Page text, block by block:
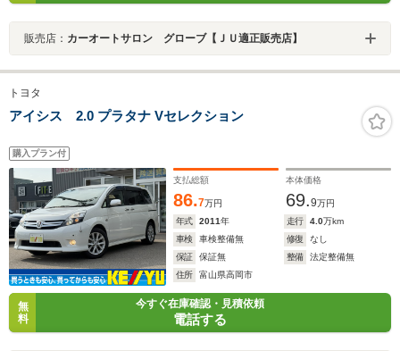
販売店： カーオートサロン グローブ【ＪＵ適正販売店】
トヨタ
アイシス 2.0 プラタナ Vセレクション
購入プラン付
支払総額
86.7万円
本体価格
69.9万円
年式
2011年 走行 4.0万km
車検
車検整備無 修復
なし
保証
保証無 整備
法定整備無
住所
富山県高岡市
無
料
今すぐ在庫確認・見積依頼
電話する